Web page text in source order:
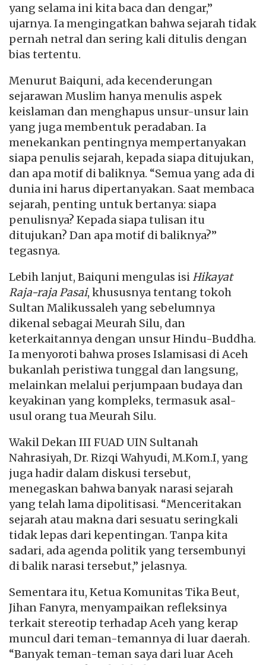
yang selama ini kita baca dan dengar,”
ujarnya. Ia mengingatkan bahwa sejarah tidak
pernah netral dan sering kali ditulis dengan
bias tertentu.
Menurut Baiquni, ada kecenderungan
sejarawan Muslim hanya menulis aspek
keislaman dan menghapus unsur-unsur lain
yang juga membentuk peradaban. Ia
menekankan pentingnya mempertanyakan
siapa penulis sejarah, kepada siapa ditujukan,
dan apa motif di baliknya. “Semua yang ada di
dunia ini harus dipertanyakan. Saat membaca
sejarah, penting untuk bertanya: siapa
penulisnya? Kepada siapa tulisan itu
ditujukan? Dan apa motif di baliknya?”
tegasnya.
Lebih lanjut, Baiquni mengulas isiHikayat
Raja-raja Pasai, khususnya tentang tokoh
Sultan Malikussaleh yang sebelumnya
dikenal sebagai Meurah Silu, dan
keterkaitannya dengan unsur Hindu-Buddha.
Ia menyoroti bahwa proses Islamisasi di Aceh
bukanlah peristiwa tunggal dan langsung,
melainkan melalui perjumpaan budaya dan
keyakinan yang kompleks, termasuk asal-
usul orang tua Meurah Silu.
Wakil Dekan III FUAD UIN Sultanah
Nahrasiyah, Dr. Rizqi Wahyudi, M.Kom.I, yang
juga hadir dalam diskusi tersebut,
menegaskan bahwa banyak narasi sejarah
yang telah lama dipolitisasi. “Menceritakan
sejarah atau makna dari sesuatu seringkali
tidak lepas dari kepentingan. Tanpa kita
sadari, ada agenda politik yang tersembunyi
di balik narasi tersebut,” jelasnya.
Sementara itu, Ketua Komunitas Tika Beut,
Jihan Fanyra, menyampaikan refleksinya
terkait stereotip terhadap Aceh yang kerap
muncul dari teman-temannya di luar daerah.
“Banyak teman-teman saya dari luar Aceh